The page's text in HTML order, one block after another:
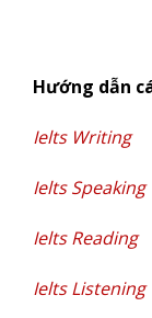
Hướng dẫn
Ielts Writing
Ielts Speaking
Ielts Reading
Ielts Listening